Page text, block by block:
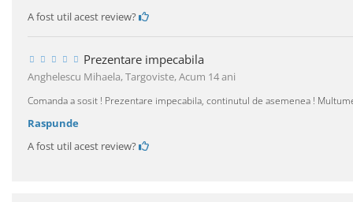
A fost util acest review?
Prezentare impecabila
Anghelescu Mihaela, Targoviste,Acum 14 ani
Comanda a sosit ! Prezentare impecabila, continutul de asemenea !
Raspunde
A fost util acest review?